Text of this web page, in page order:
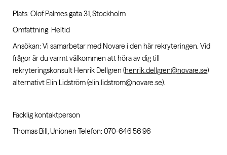
Plats: Olof Palmes gata 31, Stockholm
Omfattning: Heltid
Ansökan: Vi samarbetar med Novare i den här rekryteringen. Vid
frågor är du varmt välkommen att höra av dig till
rekryteringskonsult Henrik Dellgren (henrik.dellgren@novare.se)
alternativt Elin Lidström (elin.lidstrom@novare.se).
Facklig kontaktperson
Thomas Bill, Unionen Telefon: 070-646 56 96